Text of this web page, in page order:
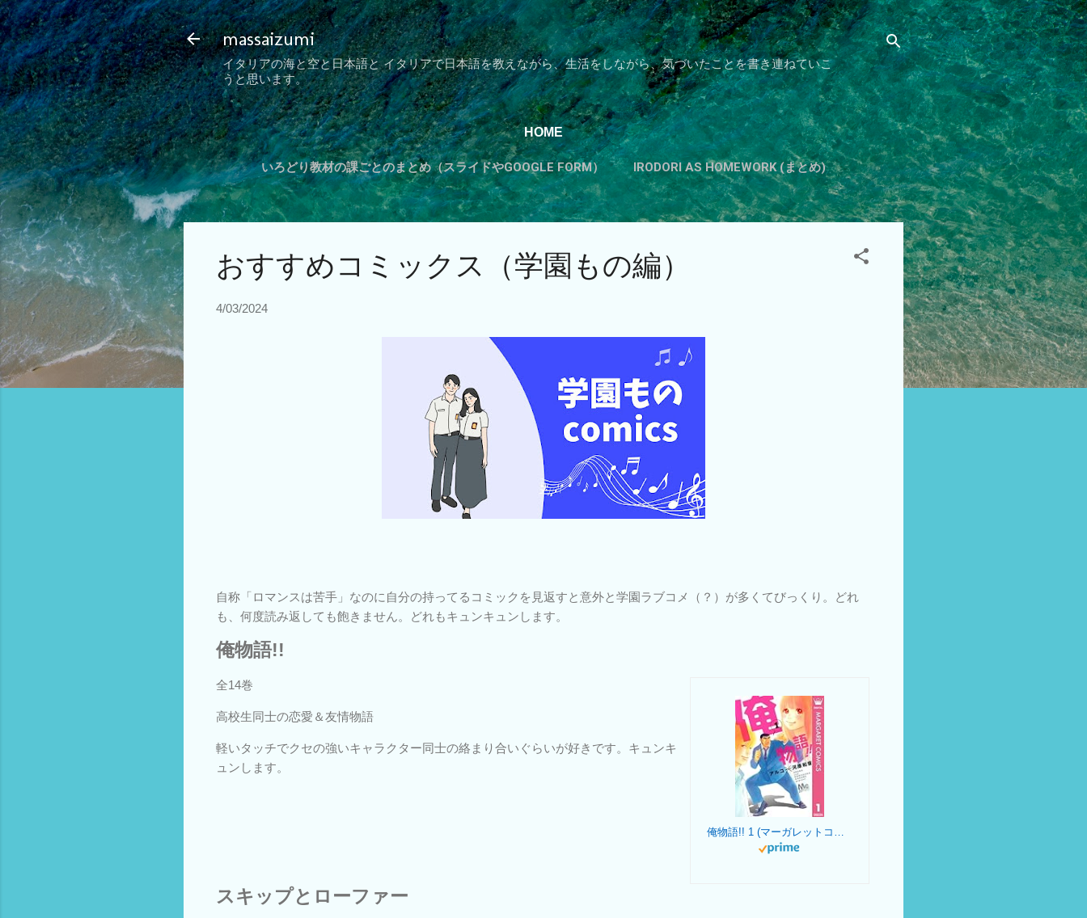
スキップしてメイン コンテンツに移動
massaizumi
イタリアの海と空と日本語と イタリアで日本語を教えながら、生活をしながら、気づいたことを書き連ねていこ
うと思います。
HOME
いろどり教材の課ごとのまとめ（スライドやGOOGLE FORM） IRODORI AS HOMEWORK (まとめ)
カテゴリーから探す もっと見る… TADOKUのすすめ
おすすめコミックス（学園もの編）
4/03/2024
自称「ロマンスは苦手」なのに自分の持ってるコミックを見返すと意外と学園ラブコメ（？）が多くてびっくり。どれ
も、何度読み返しても飽きません。どれもキュンキュンします。
俺物語!!
全14巻
高校生同士の恋愛＆友情物語
軽いタッチでクセの強いキャラクター同士の絡まり合いぐらいが好きです。キュンキ
ュンします。
スキップとローファー